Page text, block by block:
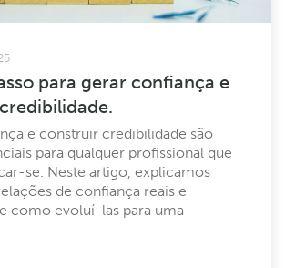
para gerar confiança e
e construir credibilidade são
para qualquer profissional que
se. Neste artigo, explicamos
de confiança reais e
como evoluí-las para uma
através de consistência,
e especialização. ...